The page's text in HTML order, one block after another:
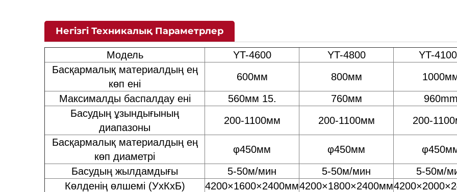
Негізгі Техникалық Параметрлер
Модель YT-4600 YT-4800
YT-
Басқармалық материалдың ең
көп ені
600мм 800мм
Максималды баспалдау ені
560мм 15. 760мм
960mm
Басудың ұзындығының
диапазоны
200-1100мм 200-1100мм
200-
Басқармалық материалдың ең
көп диаметрі
φ450мм φ450мм
Басудың жылдамдығы
5-50м/мин 5-50м/мин
5-50м/
Көлденің өлшемі (УxКxБ)
4200×1600×2400мм4200×1800×2400мм